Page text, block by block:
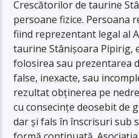
Crescătorilor de taurine
persoane fizice. Persoana
fiind reprezentant legal al
taurine Stânișoara Pipirig,
folosirea sau prezentarea
false, inexacte, sau
rezultat obținerea pe
cu consecințe deosebit de
dar și fals în înscrisuri sub